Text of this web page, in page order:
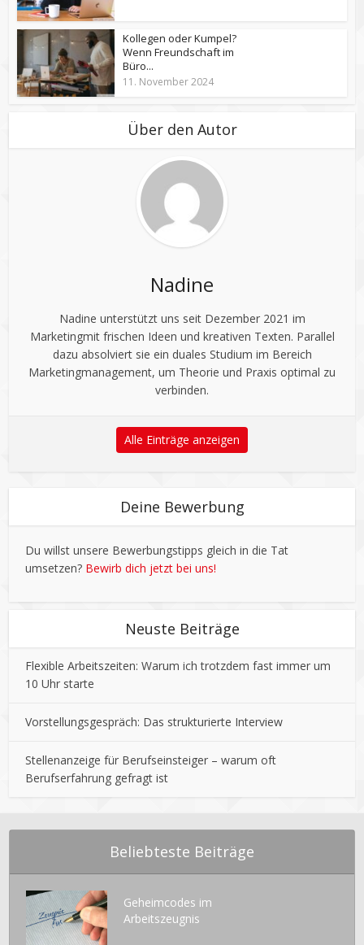
Kollegen oder Kumpel?
Wenn Freundschaft im
Büro...
11. November 2024
Über den Autor
Nadine
Nadine unterstützt uns seit Dezember 2021 im
Marketingmit frischen Ideen und kreativen Texten. Parallel
dazu absolviert sie ein duales Studium im Bereich
Marketingmanagement, um Theorie und Praxis optimal zu
verbinden.
Alle Einträge anzeigen
Deine Bewerbung
Du willst unsere Bewerbungstipps gleich in die Tat
umsetzen? Bewirb dich jetzt bei uns!
Neuste Beiträge
Flexible Arbeitszeiten: Warum ich trotzdem fast immer um
10 Uhr starte
Vorstellungsgespräch: Das strukturierte Interview
Stellenanzeige für Berufseinsteiger – warum oft
Berufserfahrung gefragt ist
Beliebteste Beiträge
Geheimcodes im
Arbeitszeugnis